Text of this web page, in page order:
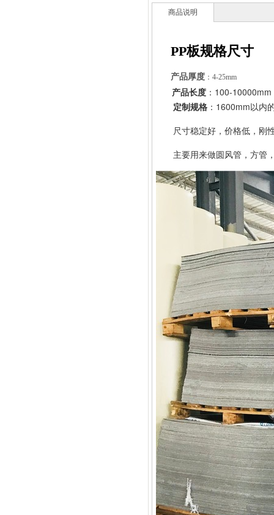
商品说明
PP板规格尺寸
产品厚度 ：4-
产品长度 ： 100-
定制规格 ：1600mm以内
尺寸稳定好，价格低，刚
主要用来做圆风管，方管